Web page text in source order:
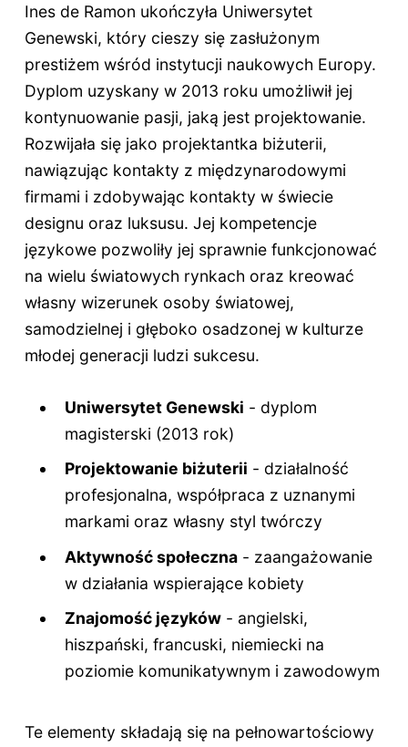
Ines de Ramon ukończyła Uniwersytet
Genewski, który cieszy się zasłużonym
prestiżem wśród instytucji naukowych Europy.
Dyplom uzyskany w 2013 roku umożliwił jej
kontynuowanie pasji, jaką jest projektowanie.
Rozwijała się jako projektantka biżuterii,
nawiązując kontakty z międzynarodowymi
firmami i zdobywając kontakty w świecie
designu oraz luksusu. Jej kompetencje
językowe pozwoliły jej sprawnie funkcjonować
na wielu światowych rynkach oraz kreować
własny wizerunek osoby światowej,
samodzielnej i głęboko osadzonej w kulturze
młodej generacji ludzi sukcesu.
Uniwersytet Genewski - dyplom
magisterski (2013 rok)
Projektowanie biżuterii - działalność
profesjonalna, współpraca z uznanymi
markami oraz własny styl twórczy
Aktywność społeczna - zaangażowanie
w działania wspierające kobiety
Znajomość języków - angielski,
hiszpański, francuski, niemiecki na
poziomie komunikatywnym i zawodowym
Te elementy składają się na pełnowartościowy